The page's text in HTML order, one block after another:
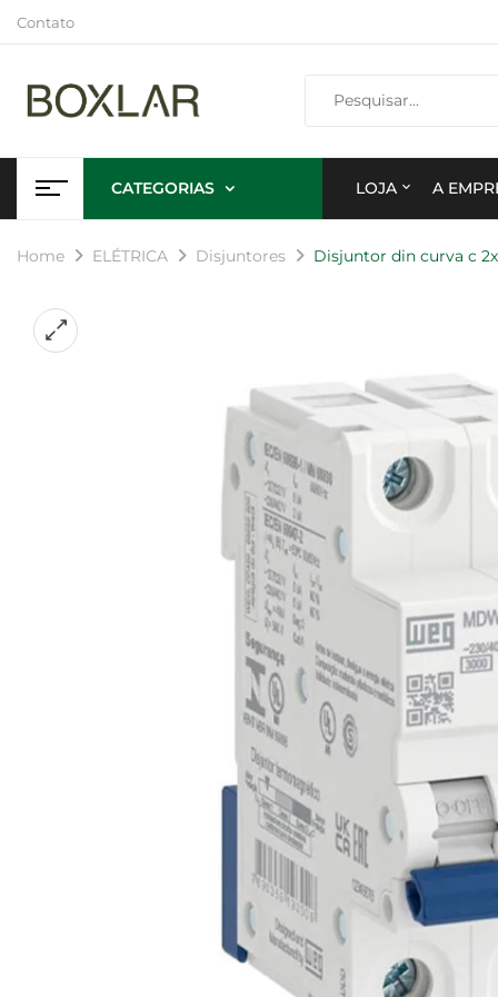
Contato
CATEGORIAS LOJA A
Home ELÉTRICA Disjuntores Disjuntor din curva c